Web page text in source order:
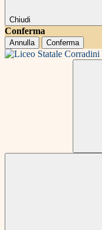
Chiudi
Conferma
Annulla Conferma